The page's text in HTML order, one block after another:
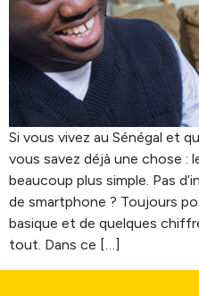
Si vous vivez au Sénégal et
vous savez déjà une chose :
beaucoup plus simple. Pas
de smartphone ? Toujours
basique et de quelques
tout. Dans ce […]